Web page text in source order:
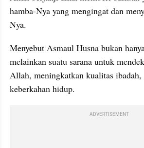
hamba-Nya yang mengingat dan
Nya.
Menyebut Asmaul Husna bukan
melainkan suatu sarana untuk
Allah, meningkatkan kualitas ibadah,
keberkahan hidup.
ADVERTISEMENT